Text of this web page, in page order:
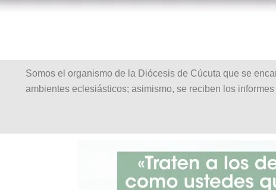
Somos el organismo de la Diócesis de Cúcuta que se
ambientes eclesiásticos; asimismo, se reciben los